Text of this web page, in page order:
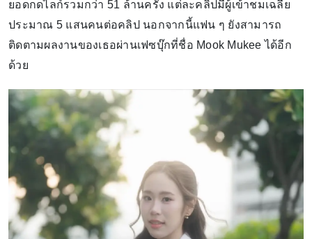
ยอดกดไลก์รวมกว่า 51 ล้านครั้ง แต่ละคลิปมีผู้เข้าชมเฉลี่ย
ประมาณ 5 แสนคนต่อคลิป นอกจากนี้แฟน ๆ ยังสามารถ
ติดตามผลงานของเธอผ่านเฟซบุ๊กที่ชื่อ Mook Mukee ได้อีก
ด้วย